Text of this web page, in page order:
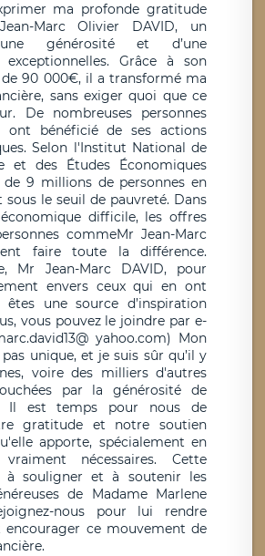
ma profonde gratitude
Marc Olivier DAVID, un
générosité et d’une
exceptionnelles. Grâce à son
90 000€, il a transformé ma
sans exiger quoi que ce
De nombreuses personnes
bénéficié de ses actions
Selon l'Institut National de
et des Études Économiques
de 9 millions de personnes en
sous le seuil de pauvreté. Dans
difficile, les offres
commeMr Jean-Marc
faire toute la différence.
Mr Jean-Marc DAVID, pour
envers ceux qui en ont
êtes une source d’inspiration
vous pouvez le joindre par e-
yahoo.com) Mon
unique, et je suis sûr qu’il y
voire des milliers d'autres
par la générosité de
Il est temps pour nous de
gratitude et notre soutien
apporte, spécialement en
nécessaires. Cette
à souligner et à soutenir les
de Madame Marlene
nous pour lui rendre
encourager ce mouvement de